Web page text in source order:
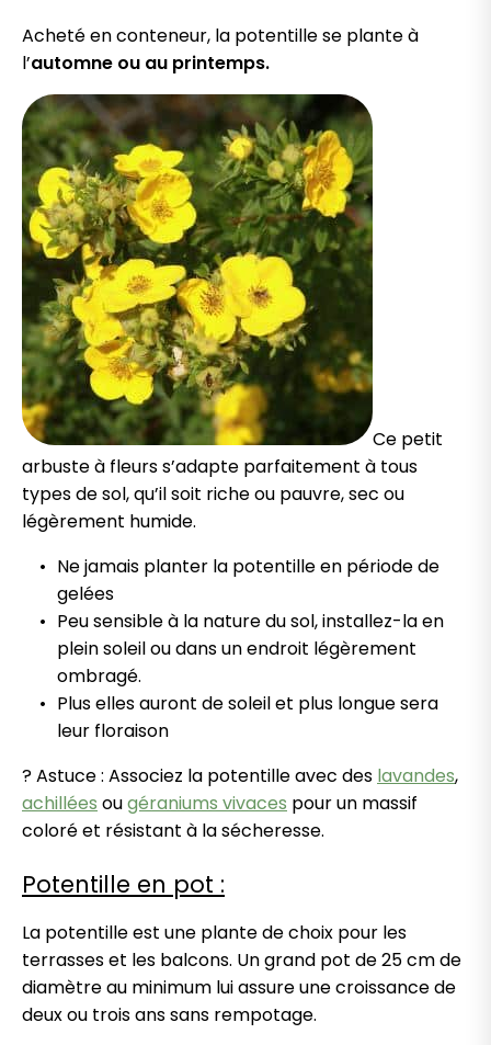
Acheté en conteneur, la potentille se plante à
l’automne ou au printemps.
Ce petit
arbuste à fleurs s’adapte parfaitement à tous
types de sol, qu’il soit riche ou pauvre, sec ou
légèrement humide.
Ne jamais planter la potentille en période de
gelées
Peu sensible à la nature du sol, installez-la en
plein soleil ou dans un endroit légèrement
ombragé.
Plus elles auront de soleil et plus longue sera
leur floraison
? Astuce : Associez la potentille avec des lavandes,
achillées ougéraniums vivaces pour un massif
coloré et résistant à la sécheresse.
Potentille en pot :
La potentille est une plante de choix pour les
terrasses et les balcons. Un grand pot de 25 cm de
diamètre au minimum lui assure une croissance de
deux ou trois ans sans rempotage.